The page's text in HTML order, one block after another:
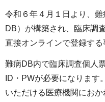
令和６年４月１日より、
DB）が構築され、臨床調
直接オンラインで登録する
難病DB内で臨床調査個人
ID・PWが必要になります
いただける医療機関にお